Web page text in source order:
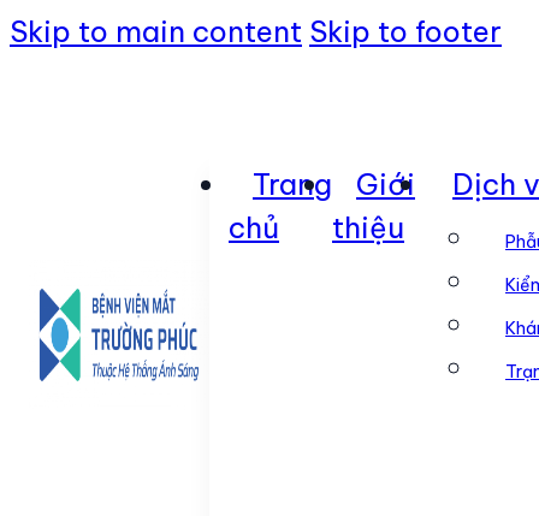
Skip to main content Skip to footer
Trang
chủ
Giới
thiệu
Dịch